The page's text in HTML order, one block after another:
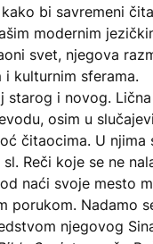
bi savremeni
modernim
svet, njegova
kulturnim sferama.
starog i novog.
osim u
čitaocima. U
Reči koje se ne
naći svoje mesto
porukom. Nadamo
njegovog